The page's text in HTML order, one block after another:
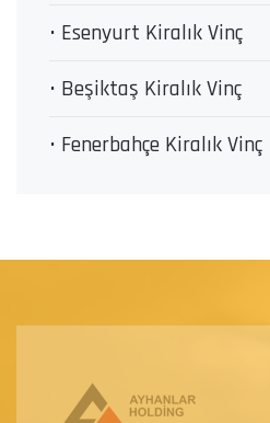
• Esenyurt Kiralık Vinç
• Beşiktaş Kiralık Vinç
• Fenerbahçe Kiralık Vinç